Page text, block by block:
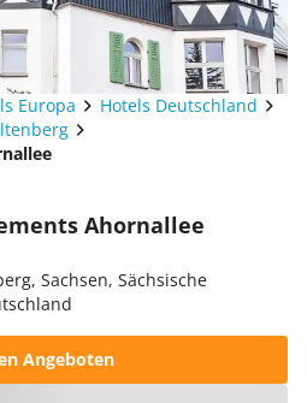
Europa
Hotels Deutschland
Ahornallee
Sachsen, Sächsische
Angeboten